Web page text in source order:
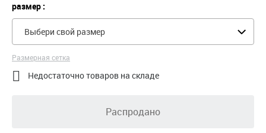
размер :
Выбери свой размер
Размерная сетка
 Недостаточно товаров на складе
Распродано